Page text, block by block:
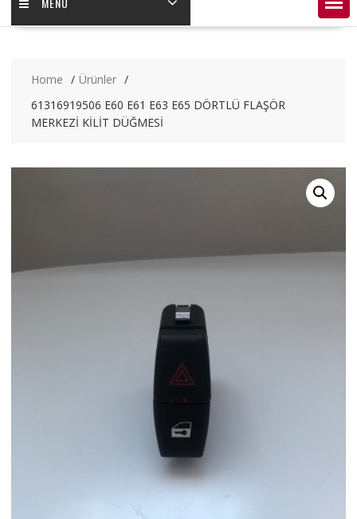
Home
Ürünler
61316919506 E60 E61 E63 E65 DÖRTLÜ FLAŞÖR
MERKEZİ KİLİT DÜĞMESİ